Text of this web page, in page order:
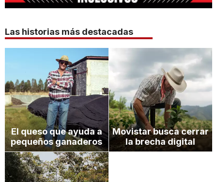
Las historias más destacadas
El queso que ayuda a
pequeños ganaderos
Movistar busca cerrar
la brecha digital